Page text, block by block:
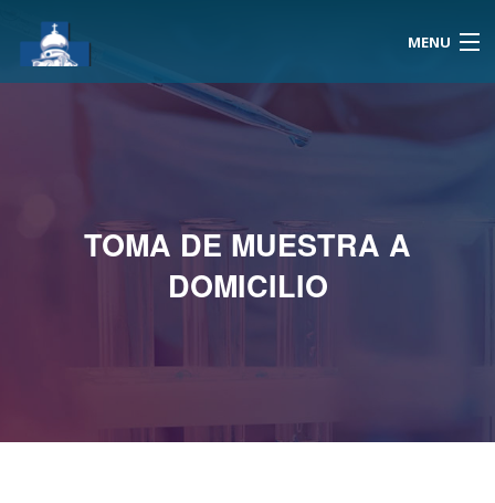
MENU
ResultadosTOMA DE MUESTRA A
DOMICILIO